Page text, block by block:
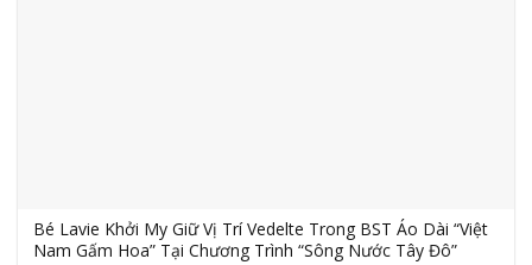
Bé Lavie Khởi My Giữ Vị Trí Vedelte Trong BST Áo Dài “Việt
Nam Gấm Hoa” Tại Chương Trình “Sông Nước Tây Đô”